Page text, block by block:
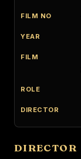
DIRECTOR